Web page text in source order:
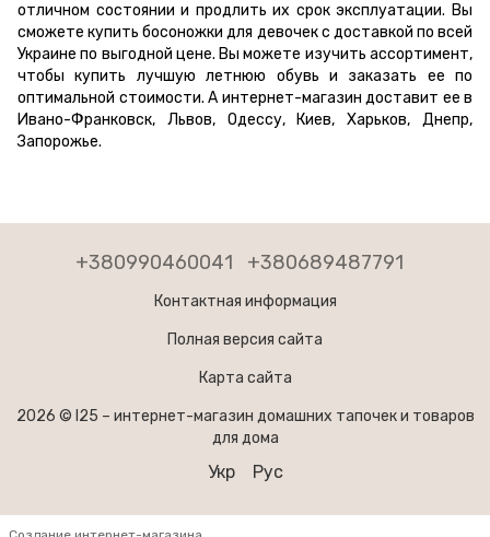
отличном состоянии и продлить их срок эксплуатации. Вы
сможете купить босоножки для девочек с доставкой по всей
Украине по выгодной цене. Вы можете изучить ассортимент,
чтобы купить лучшую летнюю обувь и заказать ее по
оптимальной стоимости. А интернет-магазин доставит ее в
Ивано-Франковск, Львов, Одессу, Киев, Харьков, Днепр,
Запорожье.
+380990460041 +380689487791
Контактная информация
Полная версия сайта
Карта сайта
2026 © I25 – интернет-магазин домашних тапочек и товаров
для дома
Укр Рус